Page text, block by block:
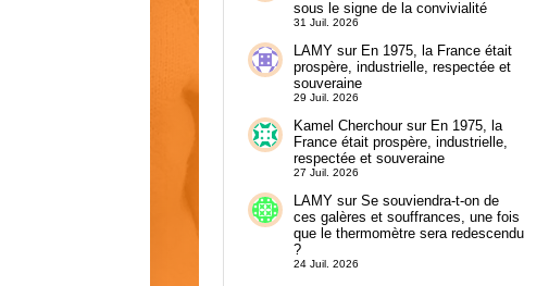
sous le signe de la convivialité
31 Juil. 2026
LAMYsur En 1975, la France était
prospère, industrielle, respectée et
souveraine
29 Juil. 2026
Kamel Cherchoursur En 1975, la
France était prospère, industrielle,
respectée et souveraine
27 Juil. 2026
LAMYsur Se souviendra-t-on de
ces galères et souffrances, une fois
que le thermomètre sera redescendu
?
24 Juil. 2026